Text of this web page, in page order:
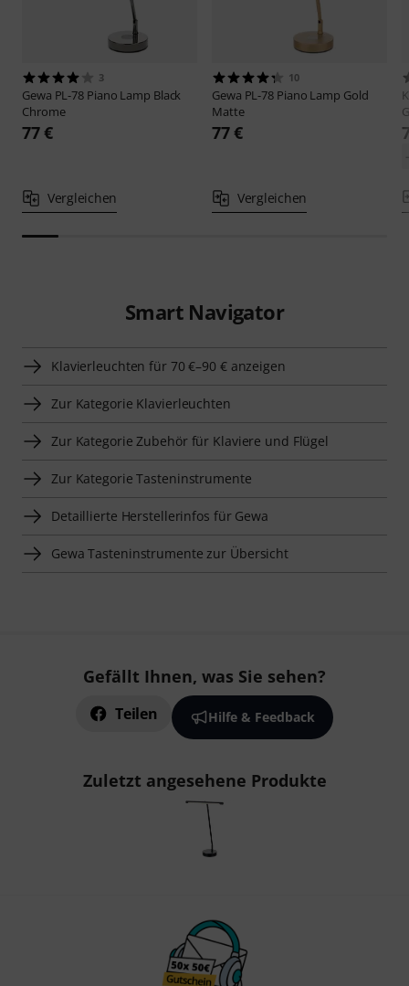
3
Gewa PL-78 Piano Lamp Black
Chrome
77 €
Vergleichen
10
Gewa PL-78 Piano Lamp Gold
Matte
77 €
Vergleichen
Smart Navigator
Klavierleuchten für 70 €–90 € anzeigen
Zur Kategorie Klavierleuchten
Zur Kategorie Zubehör für Klaviere und Flügel
Zur Kategorie Tasteninstrumente
Detaillierte Herstellerinfos für Gewa
Gewa Tasteninstrumente zur Übersicht
Gefällt Ihnen, was Sie sehen?
Teilen Hilfe & Feedback
Zuletzt angesehene Produkte